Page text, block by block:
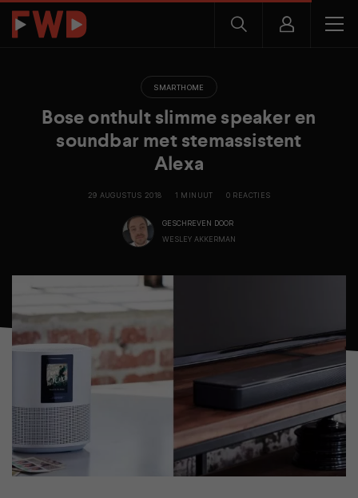
SMARTHOME
Bose onthult slimme speaker en
soundbar met stemassistent
Alexa
29 AUGUSTUS 2018 1 MINUUT 0 REACTIES
GESCHREVEN DOOR
WESLEY AKKERMAN